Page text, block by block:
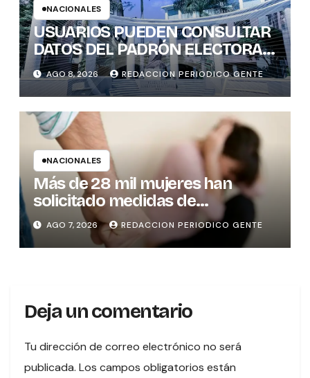
NACIONALES
USUARIOS PUEDEN CONSULTAR
DATOS DEL PADRÓN ELECTORAL
DE FORMA INTERACTIVA Y CON
GENERACIÓN INSTANTÁNEA DE
GRÁFICOS
AGO 8, 2026 REDACCION PERIODICO GENTE
NACIONALES
Más de 28 mil mujeres han
solicitado medidas de
protección
AGO 7, 2026 REDACCION PERIODICO GENTE
Deja un comentario
Tu dirección de correo electrónico no será
publicada. Los campos obligatorios están